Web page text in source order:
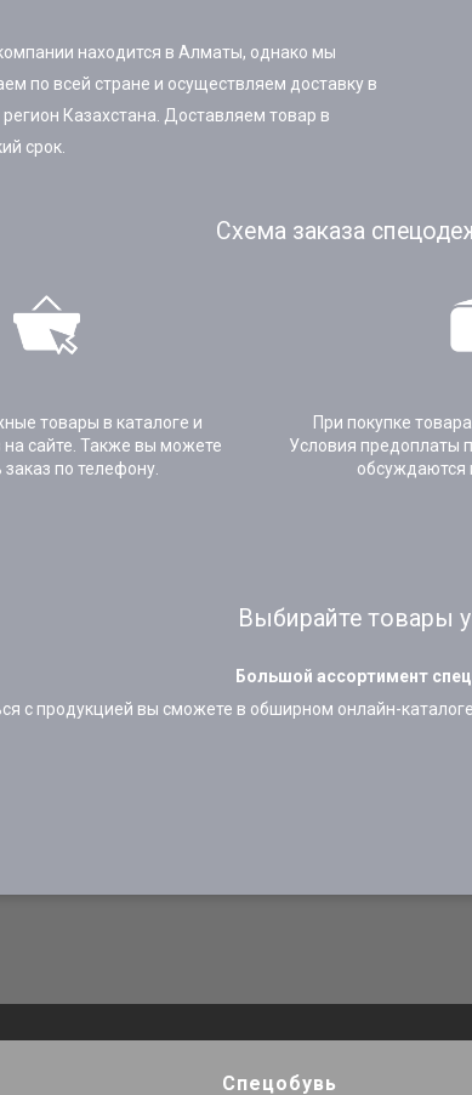
находится в Алматы, однако мы
по всей стране и осуществляем доставку в
Казахстана. Доставляем товар в
срок.
Схема заказа
товары в каталоге и
на сайте. Также вы можете
заказ по телефону.
При покупке
Условия предоплаты
обсуждаются
Выбирайте товары
Большой ассортимент
с продукцией вы сможете в обширном онлайн-
Спецобувь